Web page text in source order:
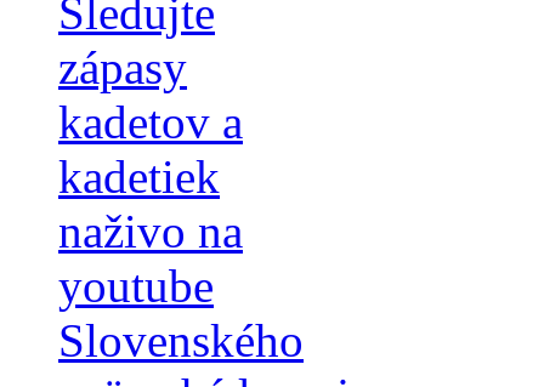
Sledujte
zápasy
kadetov a
kadetiek
naživo na
youtube
Slovenského